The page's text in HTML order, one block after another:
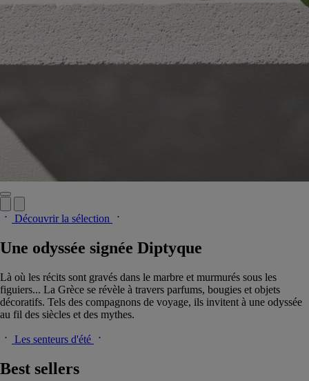
Découvrir la sélection
Une odyssée signée Diptyque
Là où les récits sont gravés dans le marbre et murmurés sous les
figuiers... La Grèce se révèle à travers parfums, bougies et objets
décoratifs. Tels des compagnons de voyage, ils invitent à une odyssée
au fil des siècles et des mythes.
Les senteurs d'été
Best sellers